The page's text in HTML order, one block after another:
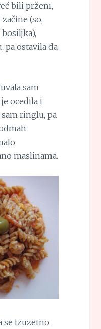
bili prženi,
(so,
pa ostavila da
sam
ocedila i
ringlu, pa
maslinama.
se izuzetno